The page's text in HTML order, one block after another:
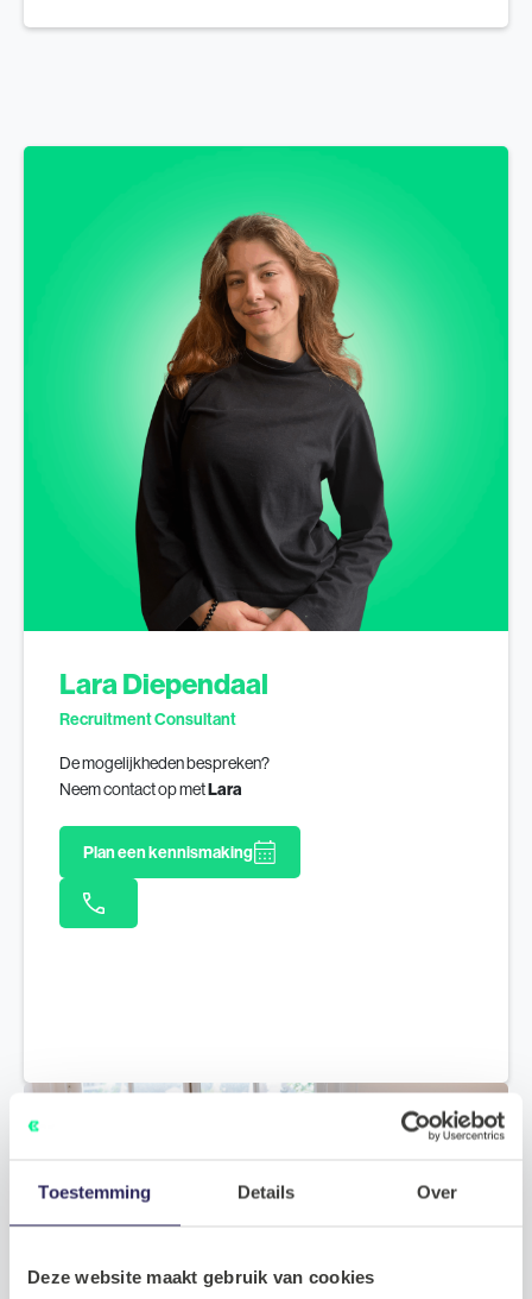
Toestemming Details Over
Deze website maakt gebruik van cookies
Lara Diependaal
Recruitment Consultant
De mogelijkheden bespreken?
Neem contact op metLara
Plan een kennismaking